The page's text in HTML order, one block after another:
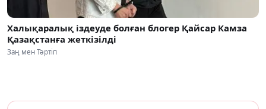
Халықаралық іздеуде болған блогер Қайсар Камза
Қазақстанға жеткізілді
Заң мен Тәртіп